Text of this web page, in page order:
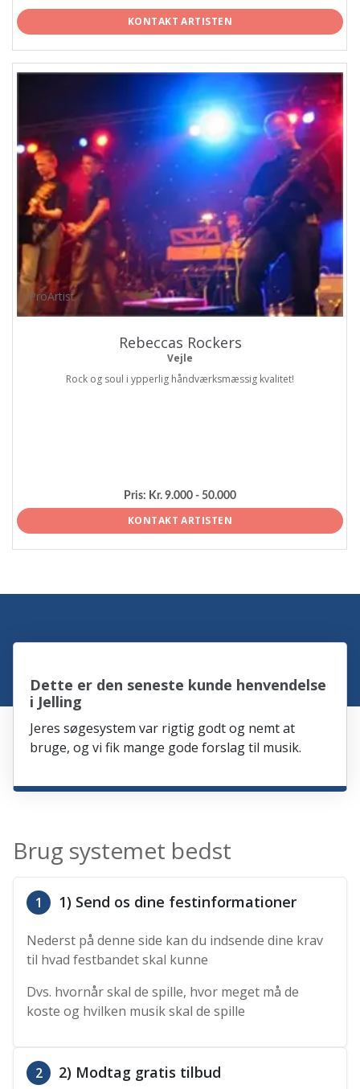
KONTAKT ARTISTEN
ProArtist
Rebeccas Rockers
Vejle
Rock og soul i ypperlig håndværksmæssig kvalitet!
Pris: Kr. 9.000 - 50.000
KONTAKT ARTISTEN
Dette er den seneste kunde henvendelse
i Jelling
Jeres søgesystem var rigtig godt og nemt at
bruge, og vi fik mange gode forslag til musik.
Brug systemet bedst
1 1) Send os dine festinformationer
Nederst på denne side kan du indsende dine krav
til hvad festbandet skal kunne
Dvs. hvornår skal de spille, hvor meget må de
koste og hvilken musik skal de spille
2 2) Modtag gratis tilbud